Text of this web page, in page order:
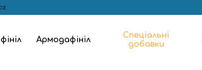
Армодафініл
Спеціальні
добавки